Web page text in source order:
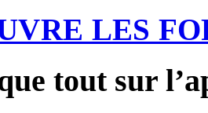
LES
tout sur